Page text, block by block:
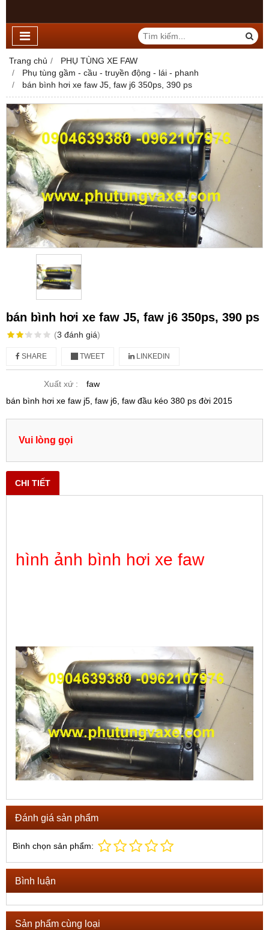
Trang chủ
PHỤ TÙNG XE FAW
Phụ tùng gầm - cầu - truyền động - lái - phanh
bán bình hơi xe faw J5, faw j6 350ps, 390 ps
bán bình hơi xe faw J5, faw j6 350ps, 390 ps
(3 đánh giá)
SHARE TWEET LINKEDIN
Xuất xứ :
faw
bán bình hơi xe faw j5, faw j6, faw đầu kéo 380 ps đời 2015
Vui lòng gọi
CHI TIẾT
hình ảnh bình hơi xe faw
Đánh giá sản phẩm
Bình chọn sản phẩm:
Bình luận
Sản phẩm cùng loại